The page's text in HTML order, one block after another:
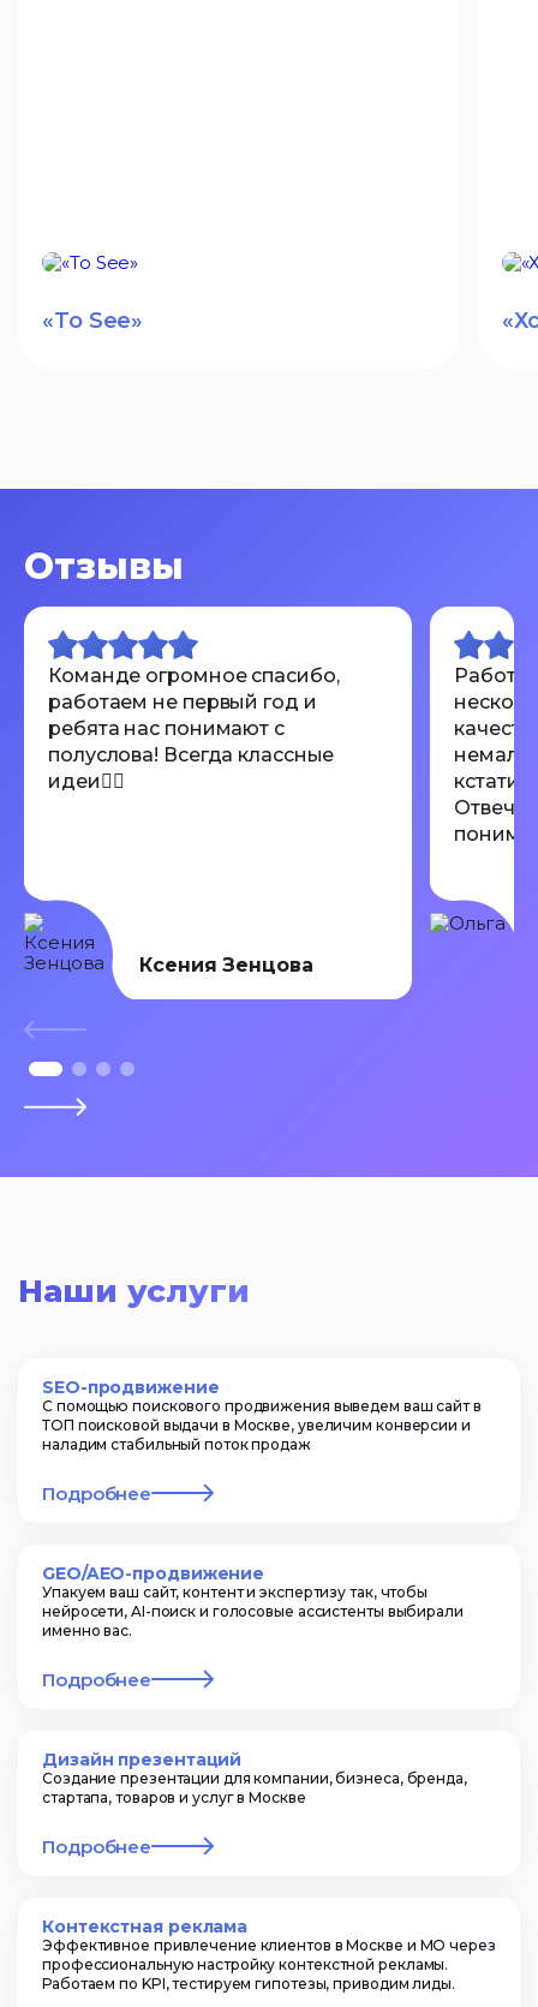
«To See»
Отзывы
Команде огромное спасибо,
работаем не первый год и
ребята нас понимают с
полуслова! Всегда классные
идеи👍🏾
Ксения Зенцова
кстати
Наши услуги
SEO-продвижение
С помощью поискового продвижения выведем ваш сайт в
ТОП поисковой выдачи в Москве, увеличим конверсии и
наладим стабильный поток продаж
Подробнее
GEO/AEO-продвижение
Упакуем ваш сайт, контент и экспертизу так, чтобы
нейросети, AI-поиск и голосовые ассистенты выбирали
именно вас.
Подробнее
Дизайн презентаций
Создание презентации для компании, бизнеса, бренда,
стартапа, товаров и услуг в Москве
Подробнее
Контекстная реклама
Эффективное привлечение клиентов в Москве и МО через
профессиональную настройку контекстной рекламы.
Работаем по KPI, тестируем гипотезы, приводим лиды.